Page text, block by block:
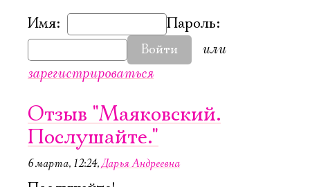
Имя:
Пароль:
Войти
или
зарегистрироваться
Отзыв "Маяковский.
Послушайте."
6 марта, 12:24,Дарья Андреевна